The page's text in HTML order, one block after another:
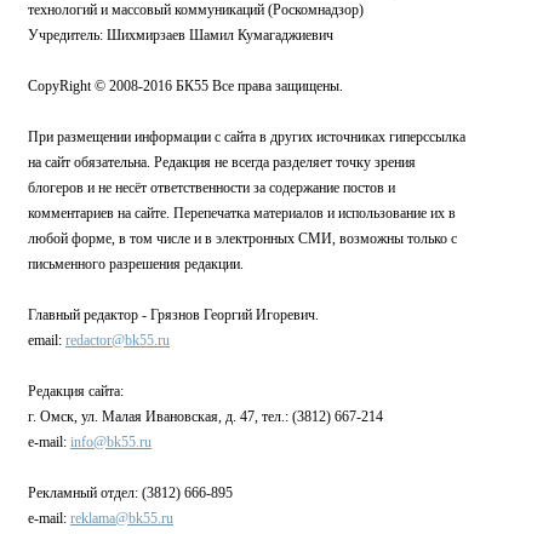
технологий и массовый коммуникаций (Роскомнадзор)
Учредитель: Шихмирзаев Шамил Кумагаджиевич
CopyRight © 2008-2016 БК55 Все права защищены.
При размещении информации с сайта в других источниках гиперссылка
на сайт обязательна. Редакция не всегда разделяет точку зрения
блогеров и не несёт ответственности за содержание постов и
комментариев на сайте. Перепечатка материалов и использование их в
любой форме, в том числе и в электронных СМИ, возможны только с
письменного разрешения редакции.
Главный редактор - Грязнов Георгий Игоревич.
email: redactor@bk55.ru
Редакция сайта:
г. Омск, ул. Малая Ивановская, д. 47, тел.: (3812) 667-214
e-mail: info@bk55.ru
Рекламный отдел: (3812) 666-895
e-mail: reklama@bk55.ru